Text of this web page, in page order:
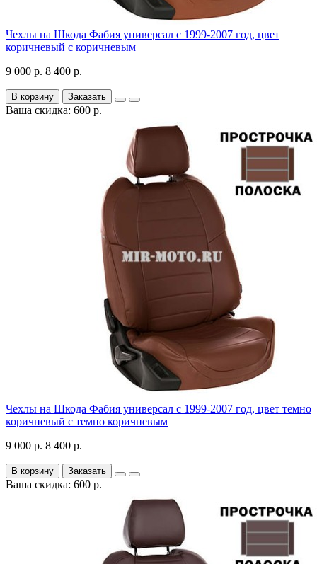
Чехлы на Шкода Фабия универсал с 1999-2007 год, цвет
коричневый с коричневым
9 000 р. 8 400 р.
В корзину Заказать
Ваша скидка: 600 р.
Чехлы на Шкода Фабия универсал с 1999-2007 год, цвет темно
коричневый с темно коричневым
9 000 р. 8 400 р.
В корзину Заказать
Ваша скидка: 600 р.